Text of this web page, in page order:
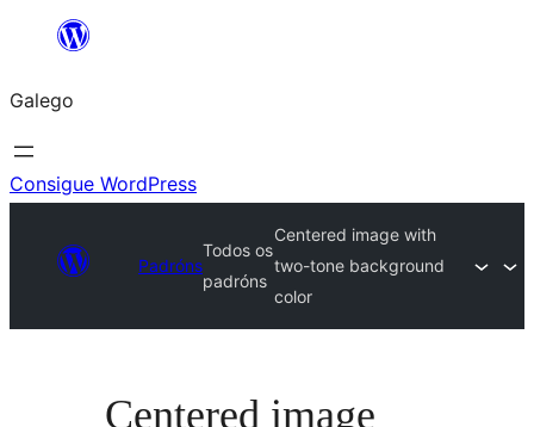
Saltar
contido
Galego
Consigue WordPress
Padróns
Todos os
padróns
Centered image with
two-tone background
color
Centered image